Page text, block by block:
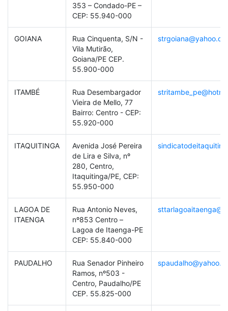
353 – Condado-PE –
CEP: 55.940-000
GOIANA
Rua Cinquenta, S/N -
Vila Mutirão,
Goiana/PE CEP.
55.900-000
ITAMBÉ
Rua Desembargador
Vieira de Mello, 77
Bairro: Centro - CEP:
55.920-000
ITAQUITINGA
Avenida José Pereira
de Lira e Silva, nº
280, Centro,
Itaquitinga/PE, CEP:
55.950-000
LAGOA DE
ITAENGA
Rua Antonio Neves,
nº853 Centro –
Lagoa de Itaenga-PE
CEP: 55.840-000
PAUDALHO
Rua Senador Pinheiro
Ramos, nº503 -
Centro, Paudalho/PE
CEP. 55.825-000